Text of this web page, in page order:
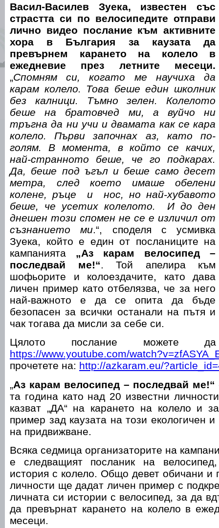
Васил-Василев Зуека, известен със
страстта си по велосипедите отправи
лично видео послание към активните
хора в България за каузата да
превърнем карането на колело в
ежедневие през летните месеци.
Спомням си, когато ме научиха да
карам колело. Това беше един школник
без калници. Тъмно зелен. Колелото
беше на братовчед ми, а вуйчо ни
тръгна да ни учи и двамата как се кара
колело. Първи започнах аз, като по-
голям. В момента, в който се качих,
най-странното беше, че го подкарах.
Да, беше под ъгъл и беше само десет
метра, след което имаше обелени
колене, ръце и нос, но най-хубавото
беше, че усетих колелото. И до ден
днешен този спомен не се е изличил от
съзнанието ми .“, споделя с усмивка
Зуека, който е един от посланиците на
кампанията „Аз карам велосипед –
последвай ме!“ . Той апелира към
шофьорите и колоездачите, като дава
личен пример като отбелязва, че за него
най-важното е да се опита да бъде
безопасен за всички останали на пътя и
чак тогава да мисли за себе си.
Цялото послание можете
https://www.youtube.com/
прочетете на: http://azkaram.eu/
„Аз карам велосипед – последвай ме!“
та година като над 20 известни
казват „ДА“ на карането на колело и
пример зад каузата на този екологичен
на придвижване.
Всяка седмица организаторите на
е следващият посланик на
история с колело. Общо девет обичани и
личности ще дадат личен пример с
личната си истории с велосипед, за да
да превърнат карането на колело в
месеци.